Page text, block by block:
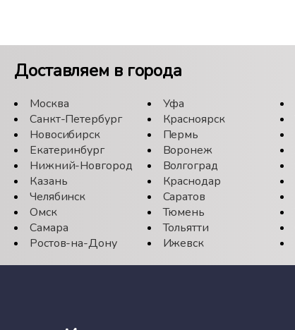
Доставляем в города
Москва
Санкт-Петербург
Новосибирск
Екатеринбург
Нижний-Новгород
Казань
Челябинск
Омск
Самара
Ростов-на-Дону
Уфа
Красноярск
Пермь
Воронеж
Волгоград
Краснодар
Саратов
Тюмень
Тольятти
Ижевск